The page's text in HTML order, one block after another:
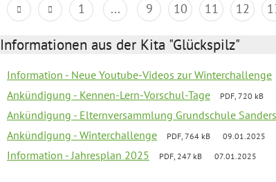
1 ... 9 10 11 12
Informationen aus der Kita "Glückspilz"
Information - Neue Youtube-Videos zur Winterchallenge
Ankündigung - Kennen-Lern-Vorschul-Tage PDF, 720 kB
Ankündigung - Elternversammlung Grundschule
Ankündigung - Winterchallenge PDF, 764 kB 09.01.2025
Information - Jahresplan 2025 PDF, 247 kB 07.01.2025